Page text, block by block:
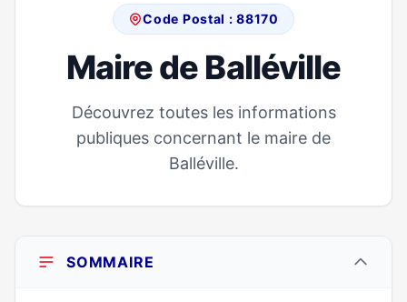
Code Postal : 88170
Maire de Balléville
Découvrez toutes les informations
publiques concernant le maire de
Balléville.
SOMMAIRE